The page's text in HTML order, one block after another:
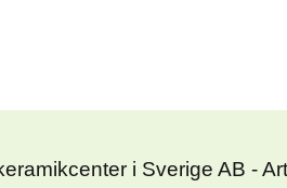
i Sverige AB -